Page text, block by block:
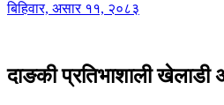
बिहिवार, असार ११, २०८३
दाङकी प्रतिभाशाली खेलाडी